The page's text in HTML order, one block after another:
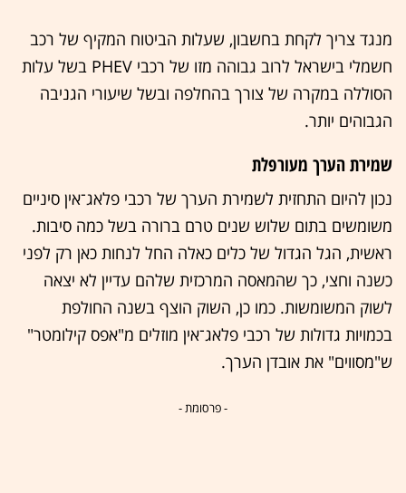
מנגד צריך לקחת בחשבון, שעלות הביטוח המקיף של רכב
חשמלי בישראל לרוב גבוהה מזו של רכבי PHEV בשל עלות
הסוללה במקרה של צורך בהחלפה ובשל שיעורי הגניבה
הגבוהים יותר.
שמירת הערך מעורפלת
נכון להיום התחזית לשמירת הערך של רכבי פלאג־אין סיניים
משומשים בתום שלוש שנים טרם ברורה בשל כמה סיבות.
ראשית, הגל הגדול של כלים כאלה החל לנחות כאן רק לפני
כשנה וחצי, כך שהמאסה המרכזית שלהם עדיין לא יצאה
לשוק המשומשות. כמו כן, השוק הוצף בשנה החולפת
בכמויות גדולות של רכבי פלאג־אין מוזלים מ"אפס קילומטר"
ש"מסווים" את אובדן הערך.
- פרסומת -